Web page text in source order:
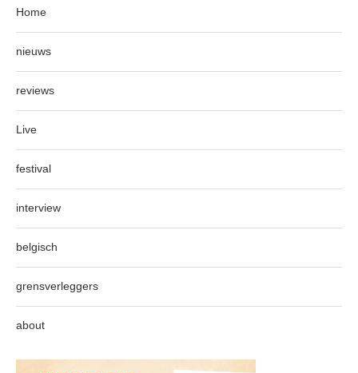
Home
nieuws
reviews
Live
festival
interview
belgisch
grensverleggers
about